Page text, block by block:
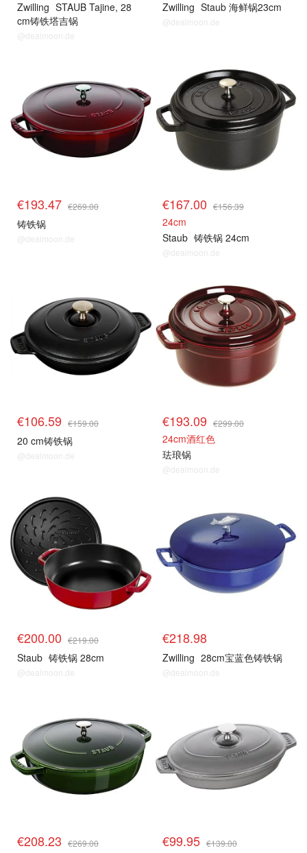
Zwilling STAUB Tajine, 28
cm铸铁塔吉锅
@dealmoon.de
Zwilling Staub 海鲜锅23cm
@dealmoon.de
€193.47 €269.00
铸铁锅
@dealmoon.de
€167.00 €156.39
24cm
Staub 铸铁锅 24cm
@dealmoon.de
€106.59 €159.00
20 cm铸铁锅
@dealmoon.de
€193.09 €299.00
24cm酒红色
珐琅锅
@dealmoon.de
€200.00 €219.00
Staub 铸铁锅 28cm
@dealmoon.de
€218.98
Zwilling 28cm宝蓝色铸铁锅
@dealmoon.de
€208.23 €269.00 €99.95 €139.00